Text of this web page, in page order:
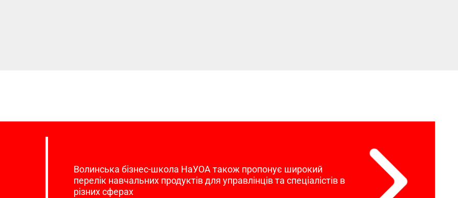
Волинська бізнес-школа НаУОА також пропонує широкий
перелік навчальних продуктів для управлінців та спеціалістів в
різних сферах